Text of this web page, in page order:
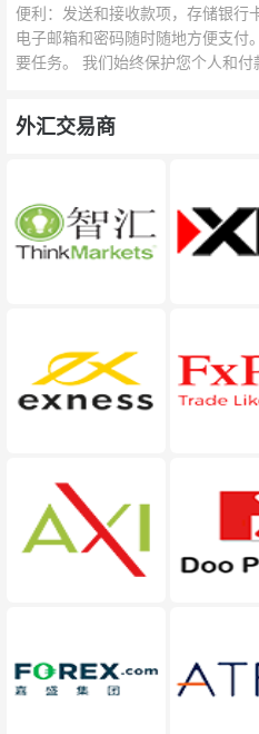
便利：发送和接收款项，存储银行
电子邮箱和密码随时随地方便支付
要任务。 我们始终保护您个人和
外汇交易商